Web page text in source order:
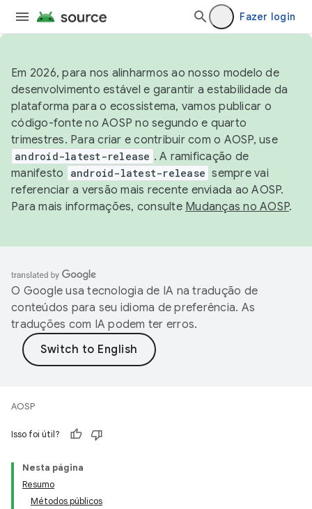
Fazer login
Em 2026, para nos alinharmos ao nosso modelo de
desenvolvimento estável e garantir a estabilidade da
plataforma para o ecossistema, vamos publicar o
código-fonte no AOSP no segundo e quarto
trimestres. Para criar e contribuir com o AOSP, use
android-latest-release . A ramificação de
manifesto
android-latest-release sempre vai
referenciar a versão mais recente enviada ao AOSP.
Para mais informações, consulte Mudanças no AOSP.
O Google usa tecnologia de IA na tradução de
conteúdos para seu idioma de preferência. As
traduções com IA podem ter erros.
AOSP
Isso foi útil?
Nesta página
Resumo
Métodos públicos